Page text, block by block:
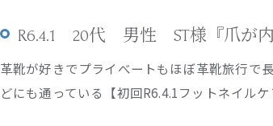
R6.4.1 20代 男性 ST様『爪が内
革靴が好きでプライべートもほぼ革靴旅行で
どにも通っている【初回R6.4.1フットネイル